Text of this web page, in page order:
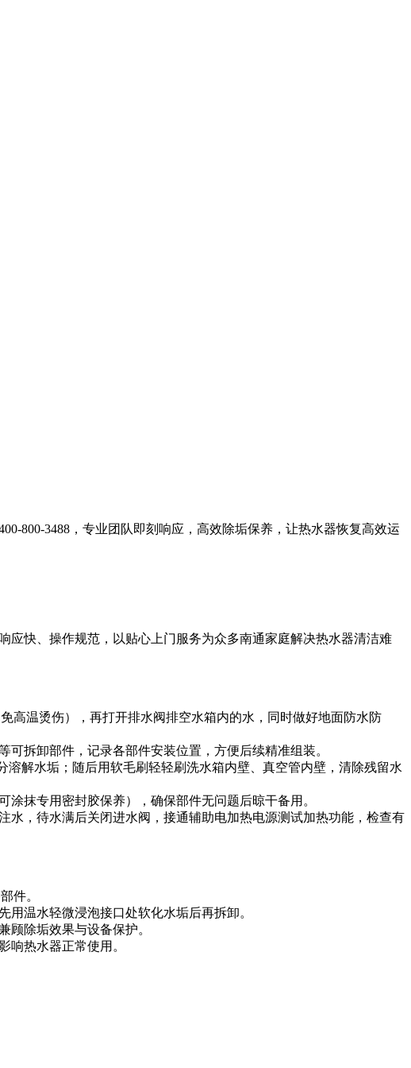
800-3488，专业团队即刻响应，高效除垢保养，让热水器恢复高效运
快、操作规范，以贴心上门服务为众多南通家庭解决热水器清洁难
高温烫伤），再打开排水阀排空水箱内的水，同时做好地面防水防
拆卸部件，记录各部件安装位置，方便后续精准组装。
解水垢；随后用软毛刷轻轻刷洗水箱内壁、真空管内壁，清除残留水
抹专用密封胶保养），确保部件无问题后晾干备用。
，待水满后关闭进水阀，接通辅助电加热电源测试加热功能，检查有
件。
温水轻微浸泡接口处软化水垢后再拆卸。
顾除垢效果与设备保护。
响热水器正常使用。